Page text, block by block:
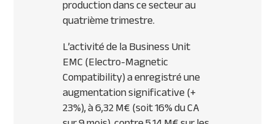
production dans ce secteur au
quatrième trimestre.
L’activité de la Business Unit
EMC(Electro-Magnetic
Compatibility) a enregistré une
augmentation significative (+
23%), à 6,32 M€ (soit 16% du CA